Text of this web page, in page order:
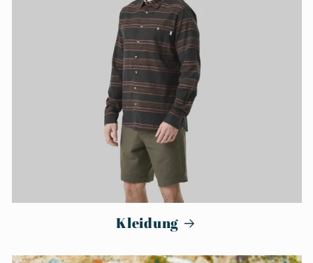
Kleidung